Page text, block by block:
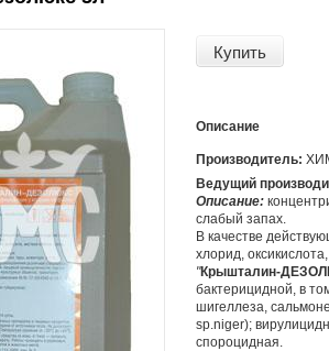
Купить
Описание
Производитель:
Ведущий
Описание:
слабый запах.
В качестве
хлорид,
"Крышталин-
бактерицидной, в
шигеллеза,
sp.niger);
спороцидная.